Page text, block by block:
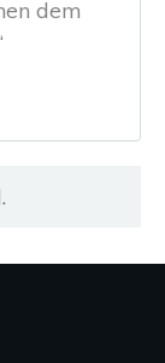
dem